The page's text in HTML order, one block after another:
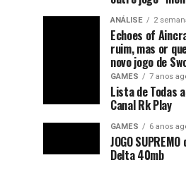
ANÁLISE 2
Echoes of
ruim, mas or
novo jogo de
GAMES 7 anos
Lista de Todas
Canal Rk Play
GAMES 6 anos
JOGO
Delta 40mb